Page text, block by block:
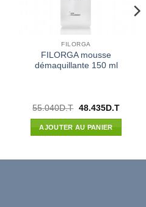
FILORGA
FILORGA mousse
démaquillante 150 ml
55.040D.T Le
initial
était :
48.435D.TLe
AJOUTER AU PANIER